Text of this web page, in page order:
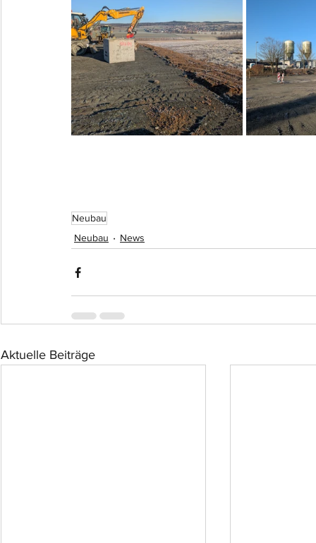
Neubau
Neubau
News
Aktuelle Beiträge